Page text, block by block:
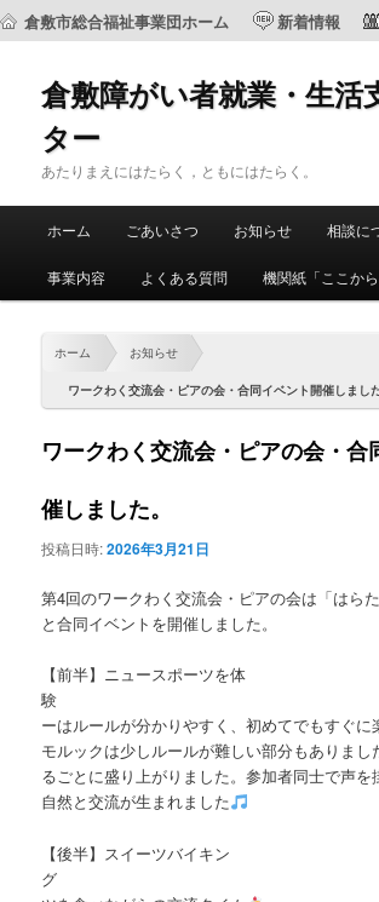
倉敷市総合福祉事業団ホーム 新着情報
倉敷障がい者就業・生活
ター
あたりまえにはたらく，ともにはたらく。
メ
メ
イ
コ
ン
ン
ツ
動
サ
ブ
ン
テ
ツ
へ
ホーム ごあいさつ お知らせ 相談に
事業内容 よくある質問 機関紙「ここから
ホーム お知らせ
ワークわく交流会・ピアの会・合同イベント開催しました
ワークわく交流会・ピアの会・合
催しました。
投稿日時:2026年3月21日
第4回のワークわく交流会・ピアの会は「はら
と合同イベントを開催しました。
【前半】ニュースポーツを体
験 バ
ーはルールが分かりやすく、初めてでもすぐに
モルックは少しルールが難しい部分もありまし
るごとに盛り上がりました。参加者同士で声を
自然と交流が生まれました
【後半】スイーツバイキン
グ ス